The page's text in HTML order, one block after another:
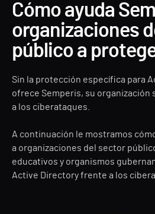
Cómo ayuda
organizaciones
público a
Sin la protección específica para
ofrece Semperis, su organización
a los ciberataques.
A continuación le mostramos
a organizaciones del sector
educativos y organismos
Active Directory frente a los